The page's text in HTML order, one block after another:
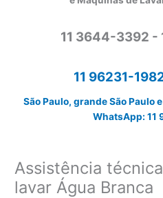
11 3644-3392 -
11 96231-
São Paulo, grande São Paulo
WhatsApp: 11
Assistência
lavar Água Branca